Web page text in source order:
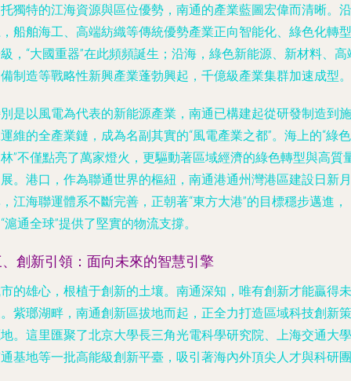
獨特的江海資源與區位優勢，南通的產業藍圖宏偉而清晰。沿
船舶海工、高端紡織等傳統優勢產業正向智能化、綠色化轉型
，“大國重器”在此頻頻誕生；沿海，綠色新能源、新材料、高
制造等戰略性新興產業蓬勃興起，千億級產業集群加速成型。
是以風電為代表的新能源產業，南通已構建起從研發制造到施
維的全產業鏈，成為名副其實的“風電產業之都”。海上的“綠色
”不僅點亮了萬家燈火，更驅動著區域經濟的綠色轉型與高質
。港口，作為聯通世界的樞紐，南通港通州灣港區建設日新月
江海聯運體系不斷完善，正朝著“東方大港”的目標穩步邁進，
滬通全球”提供了堅實的物流支撐。
創新引領：面向未來的智慧引擎
的雄心，根植于創新的土壤。南通深知，唯有創新才能贏得未
紫瑯湖畔，南通創新區拔地而起，正全力打造區域科技創新策
。這里匯聚了北京大學長三角光電科學研究院、上海交通大學
基地等一批高能級創新平臺，吸引著海內外頂尖人才與科研團